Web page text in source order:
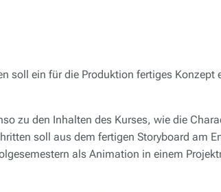
soll ein für die Produktion fertiges
zu den Inhalten des Kurses, wie die
soll aus dem fertigen Storyboard am
als Animation in einem